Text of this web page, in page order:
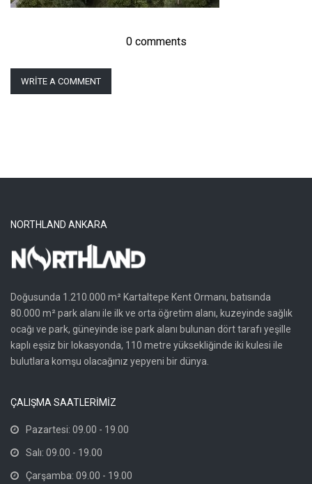
0 comments
WRITE A COMMENT
NORTHLAND ANKARA
Doğusunda 1.210.000 m² Kartaltepe Kent Ormanı, batısında
80.000 m² park alanı ile ilk ve orta öğretim alanı, kuzeyinde sağlık
ocağı ve park, güneyinde ise park alanı bulunan dört tarafı yeşille
kaplı eşsiz bir lokasyonda, 110 metre yüksekliğinde iki kulesi ile
bulutlara komşu olacağınız yepyeni bir dünya.
ÇALIŞMA SAATLERİMİZ
Pazartesi: 09.00 - 19.00
Salı: 09.00 - 19.00
Çarşamba: 09.00 - 19.00